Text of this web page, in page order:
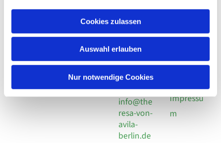
Cookies zulassen
Auswahl erlauben
Nur notwendige Cookies
Kirchengemeinde Pfarrei
Hl. Theresa von Avila Berlin
Nordost
Leitender Pfarrer - Norbert
Pomplun
13086 Berlin
Telefon
+49 30
924 64 28
30 924 54
18
E-Mail
info@the
resa-von-
avila-
berlin.de
Datensch
Datensch
Social
Impressu
m